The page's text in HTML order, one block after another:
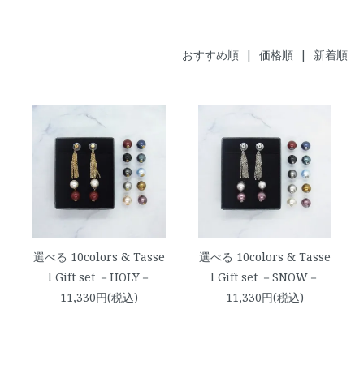
おすすめ順 | 価格順 | 新着順
選べる 10colors & Tasse
l Gift set －HOLY－
11,330円(税込)
選べる 10colors & Tasse
l Gift set －SNOW－
11,330円(税込)